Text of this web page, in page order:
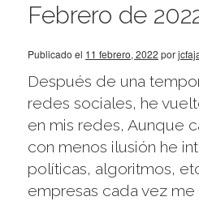
Febrero de
Publicado el 11 febrero, 2022 por
Después de una
redes sociales, he
en mis redes, Aunque
con menos ilusión he
políticas, algoritmos,
empresas cada vez me